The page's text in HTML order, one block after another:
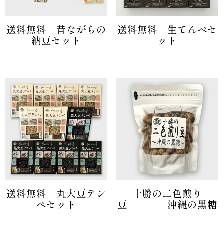
送料無料 昔ながらの
納豆セット
送料無料 生てんぺセ
ット
送料無料 丸大豆テン
ペセット
十勝の二色煎り
豆 沖縄の黒糖